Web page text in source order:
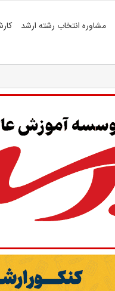
مشاوره انتخاب رشته ارشد